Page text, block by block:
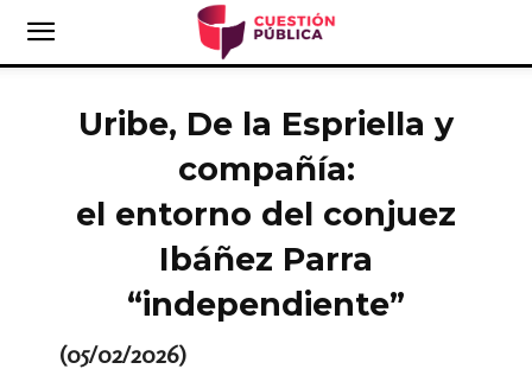
Uribe, De la Espriella y
compañía:
el entorno del conjuez
Ibáñez Parra
“independiente”
(05/02/2026)